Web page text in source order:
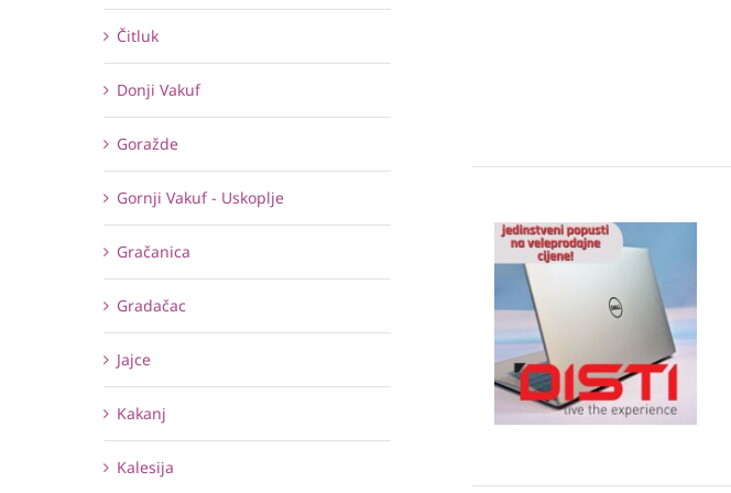
Čitluk
Donji Vakuf
Goražde
Gornji Vakuf - Uskoplje
Gračanica
Gradačac
Jajce
Kakanj
Kalesija